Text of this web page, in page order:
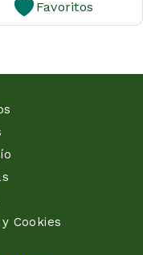
Favoritos
Cookies